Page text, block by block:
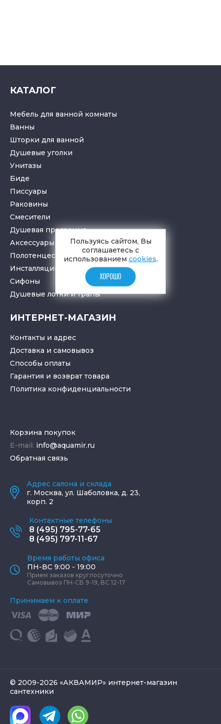
КАТАЛОГ
Мебель для ванной комнаты
Ванны
Шторки для ванной
Душевые уголки
Унитазы
Биде
Писсуары
Раковины
Смесители
Душевая программа
Аксессуары в ванную
Полотенцесушители
Инсталляции для санузлов
Cифоны
Душевые лоткиитрапы
ИНТЕРНЕТ-МАГАЗИН
Контакты и адрес
Доставка и самовывоз
Способы оплаты
Гарантия и возврат товара
Политика конфиденциальности
Корзина покупок
E-mail: info@aquamir.ru
Обратная связь
Адрес салона и склада
г. Москва, ул. Шаболовка, д. 23,
корп. 2
Контактные телефоны
8 (495) 795-77-65
8 (495) 797-11-67
Время работы офиса
ПН-ВС 9:00 - 19:00
Прием заказов круглосуточно
Самовывоз ПН-СБ 9-19, ВС 12-17
Принимаем к оплате
© 2009-2026 «АКВАМИР» интернет-магазин
сантехники
Пользуясь сайтом, Вы
соглашаетесь с
использованием cookies.
ХОРОШО